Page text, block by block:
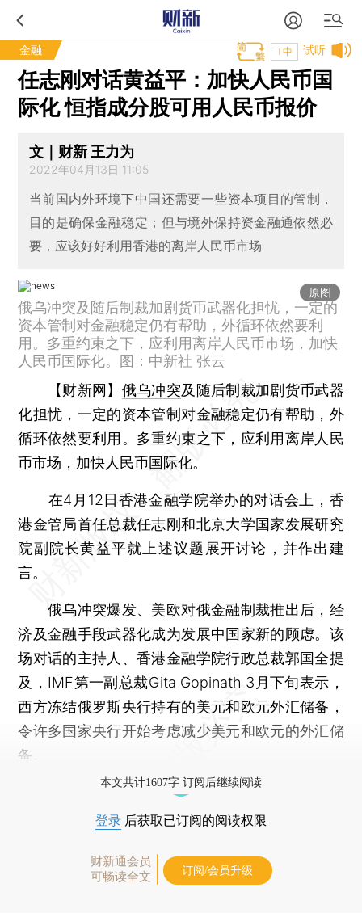
金融 试听
T中
任志刚对话黄益平：加快人民币国
际化 恒指成分股可用人民币报价
文｜财新 王力为
2022年04月13日 11:05
当前国内外环境下中国还需要一些资本项目的管制，
目的是确保金融稳定；但与境外保持资金融通依然必
要，应该好好利用香港的离岸人民币市场
原图
俄乌冲突及随后制裁加剧货币武器化担忧，一定的
资本管制对金融稳定仍有帮助，外循环依然要利
用。多重约束之下，应利用离岸人民币市场，加快
人民币国际化。图：中新社 张云
【财新网】 俄乌冲突及随后制裁加剧货币武器
化担忧，一定的资本管制对金融稳定仍有帮助，外
循环依然要利用。多重约束之下，应利用离岸人民
币市场，加快人民币国际化。
在4月12日香港金融学院举办的对话会上，香
港金管局首任总裁任志刚和北京大学国家发展研究
院副院长黄益平就上述议题展开讨论，并作出建
言。
俄乌冲突爆发、美欧对俄金融制裁推出后，经
济及金融手段武器化成为发展中国家新的顾虑。该
场对话的主持人、香港金融学院行政总裁郭国全提
及，IMF第一副总裁Gita Gopinath 3月下旬表示，
西方冻结俄罗斯央行持有的美元和欧元外汇储备，
令许多国家央行开始考虑减少美元和欧元的外汇储
备。
本文共计1607字 订阅后继续阅读
登录 后获取已订阅的阅读权限
财新通会员
可畅读全文
订阅/会员升级